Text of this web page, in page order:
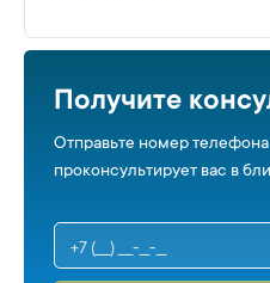
Получите
Отправьте номер
проконсультирует вас в